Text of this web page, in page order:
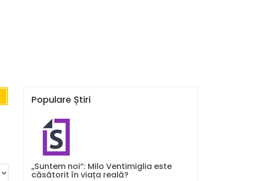
Populare Știri
„Suntem noi”: Milo Ventimiglia este
căsătorit în viața reală?